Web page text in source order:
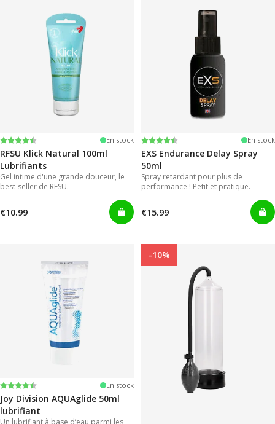
Note:
4.4 sur 5 étoiles En stock
RFSU Klick Natural 100ml
Lubrifiants
Gel intime d'une grande douceur, le
best-seller de RFSU.
€10.99
Note:
4.2 sur 5 étoiles En stock
EXS Endurance Delay Spray
50ml
Spray retardant pour plus de
performance ! Petit et pratique.
€15.99
Note:
4.2 sur 5 étoiles En stock
Joy Division AQUAglide 50ml
lubrifiant
Un lubrifiant à base d’eau parmi les
-10%